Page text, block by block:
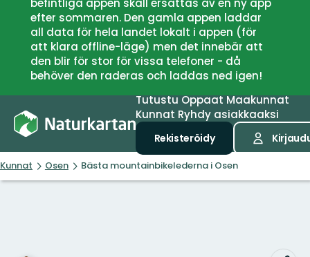
befintliga appen skall ersättas av en ny app
efter sommaren. Den gamla appen laddar
all data för hela landet lokalt i appen (för
att klara offline-läge) men det innebär att
den blir för stor för vissa telefoner - då
behöver den raderas och laddas ned igen!
TutustuOppaatMaakunnat
Kunnat Ryhdy asiakkaaksi
Rekisteröidy
Kunnat Osen Bästa mountainbikelederna i Osen